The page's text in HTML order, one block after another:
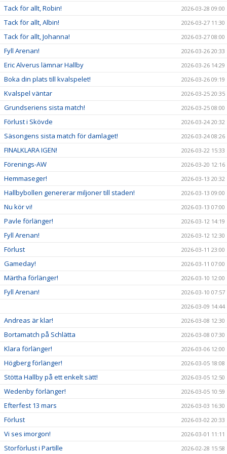
Tack för allt, Robin! 2026-03-28 09:00
Tack för allt, Albin! 2026-03-27 11:30
Tack för allt, Johanna! 2026-03-27 08:00
Fyll Arenan! 2026-03-26 20:33
Eric Alverus lämnar Hallby 2026-03-26 14:29
Boka din plats till kvalspelet! 2026-03-26 09:19
Kvalspel väntar 2026-03-25 20:35
Grundseriens sista match! 2026-03-25 08:00
Förlust i Skövde 2026-03-24 20:32
Säsongens sista match för damlaget! 2026-03-24 08:26
FINALKLARA IGEN! 2026-03-22 15:33
Förenings-AW 2026-03-20 12:16
Hemmaseger! 2026-03-13 20:32
Hallbybollen genererar miljoner till staden! 2026-03-13 09:00
Nu kör vi! 2026-03-13 07:00
Pavle förlänger! 2026-03-12 14:19
Fyll Arenan! 2026-03-12 12:30
Förlust 2026-03-11 23:00
Gameday! 2026-03-11 07:00
Märtha förlänger! 2026-03-10 12:00
Fyll Arenan!
2026-03-10 07:57
2026-03-09 14:44
Andreas är klar! 2026-03-08 12:30
Bortamatch på Schlätta 2026-03-08 07:30
Klara förlänger! 2026-03-06 12:00
Högberg förlänger! 2026-03-05 18:08
Stötta Hallby på ett enkelt sätt! 2026-03-05 12:50
Wedenby förlänger! 2026-03-05 10:59
Efterfest 13 mars 2026-03-03 16:30
Förlust 2026-03-02 20:33
Vi ses imorgon! 2026-03-01 11:11
Storförlust i Partille 2026-02-28 15:58